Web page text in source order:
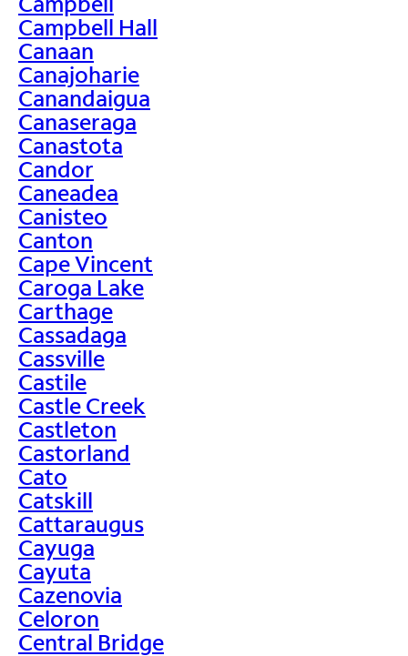
Campbell Hall
Canaan
Canajoharie
Canandaigua
Canaseraga
Canastota
Candor
Caneadea
Canisteo
Canton
Cape Vincent
Caroga Lake
Carthage
Cassadaga
Cassville
Castile
Castle Creek
Castleton
Castorland
Cato
Catskill
Cattaraugus
Cayuga
Cayuta
Cazenovia
Celoron
Central Bridge